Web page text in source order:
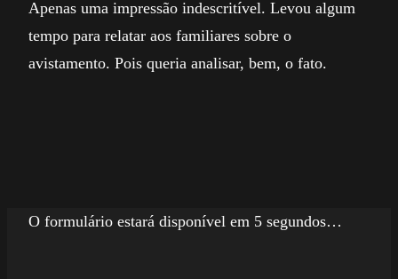
Apenas uma impressão indescritível. Levou algum
tempo para relatar aos familiares sobre o
avistamento. Pois queria analisar, bem, o fato.
O formulário estará disponível em 5 segundos…